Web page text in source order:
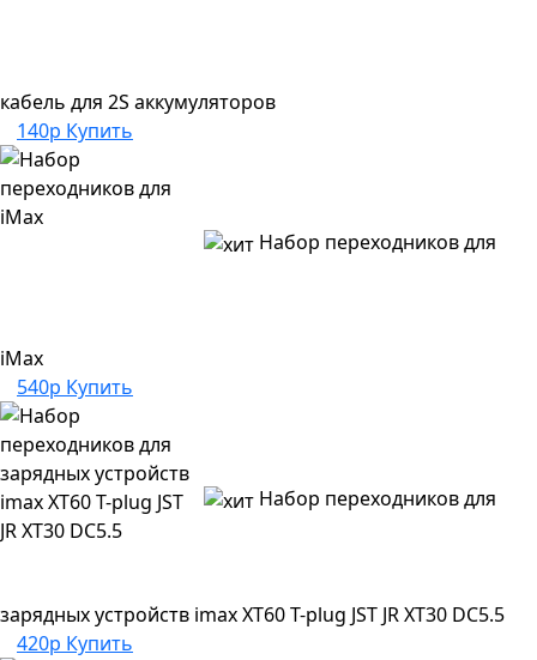
кабель для 2S аккумуляторов
140р Купить
Набор переходников для
iMax
540р Купить
Набор переходников для
зарядных устройств imax XT60 T-plug JST JR XT30 DC5.5
420р Купить